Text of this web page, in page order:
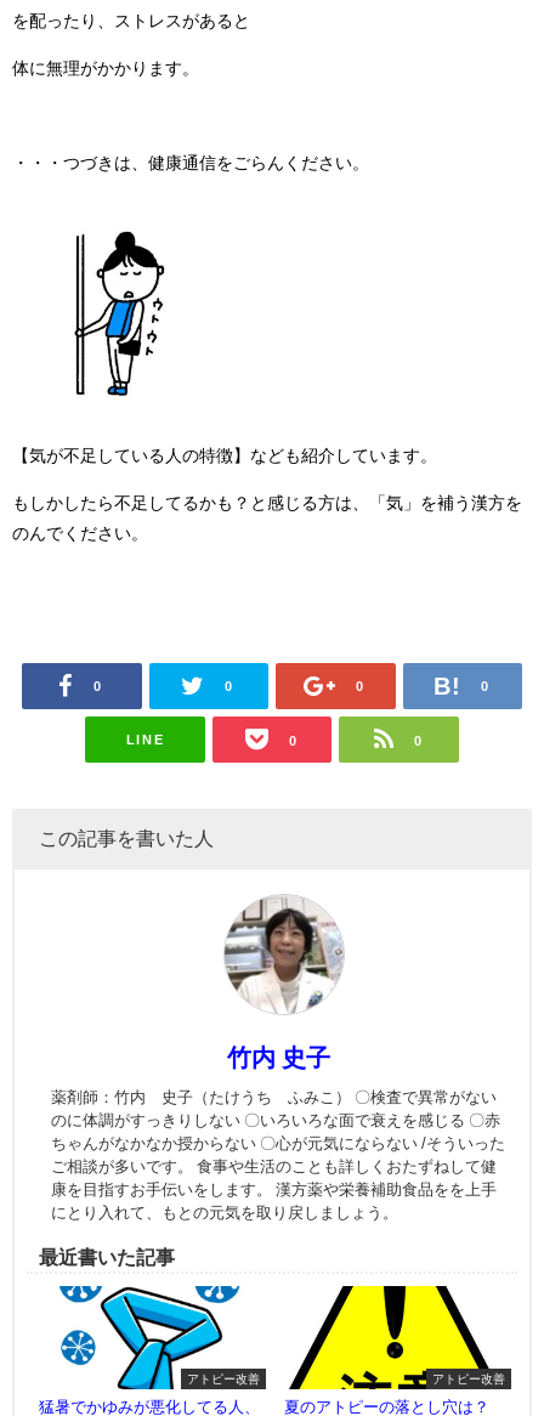
を配ったり、ストレスがあると
体に無理がかかります。
・・・つづきは、健康通信をごらんください。
【気が不足している人の特徴】なども紹介しています。
もしかしたら不足してるかも？と感じる方は、「気」を補う漢方を
のんでください。
0 0 0 0
LINE 0 0
この記事を書いた人
竹内 史子
薬剤師：竹内 史子（たけうち ふみこ） 〇検査で異常がない
のに体調がすっきりしない 〇いろいろな面で衰えを感じる 〇赤
ちゃんがなかなか授からない 〇心が元気にならない /そういった
ご相談が多いです。 食事や生活のことも詳しくおたずねして健
康を目指すお手伝いをします。 漢方薬や栄養補助食品をを上手
にとり入れて、もとの元気を取り戻しましょう。
最近書いた記事
アトピー改善
猛暑でかゆみが悪化してる人、
アトピー改善
夏のアトピーの落とし穴は？